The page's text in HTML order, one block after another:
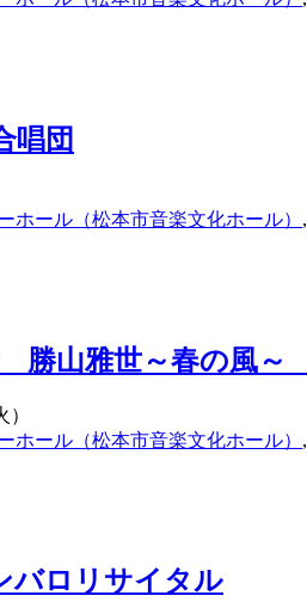
唱団
ホール（松本市音楽文化ホール） ,
勝山雅世～春の風～
ホール（松本市音楽文化ホール） ,
バロリサイタル